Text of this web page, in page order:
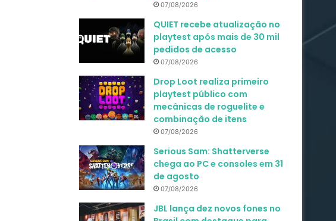
07/08/2026
QUIET recebe atualização no
playtest após mais de 30 mil
pedidos de acesso
07/08/2026
Drop Loot realiza primeiro
playtest público com
mecânicas de roguelite e
combinação de itens
07/08/2026
Serious Sam: Shatterverse
chega ao PC e consoles em 31
de agosto
07/08/2026
JBL lança dez novos fones no